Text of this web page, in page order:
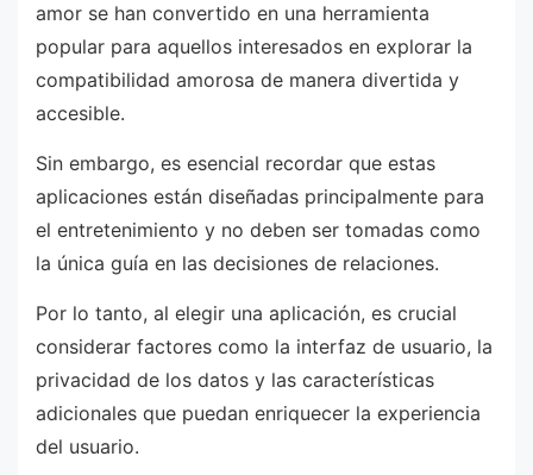
amor se han convertido en una herramienta
popular para aquellos interesados en explorar la
compatibilidad amorosa de manera divertida y
accesible.
Sin embargo, es esencial recordar que estas
aplicaciones están diseñadas principalmente para
el entretenimiento y no deben ser tomadas como
la única guía en las decisiones de relaciones.
Por lo tanto, al elegir una aplicación, es crucial
considerar factores como la interfaz de usuario, la
privacidad de los datos y las características
adicionales que puedan enriquecer la experiencia
del usuario.